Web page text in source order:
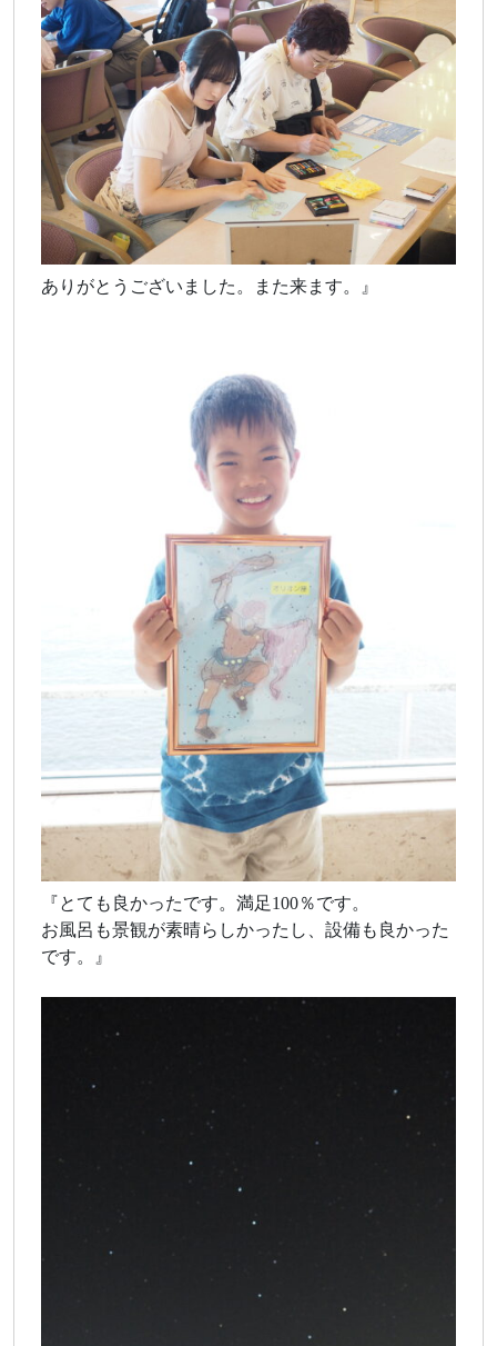
ありがとうございました。また来ます。』
『とても良かったです。満足100％です。
お風呂も景観が素晴らしかったし、設備も良かった
です。』